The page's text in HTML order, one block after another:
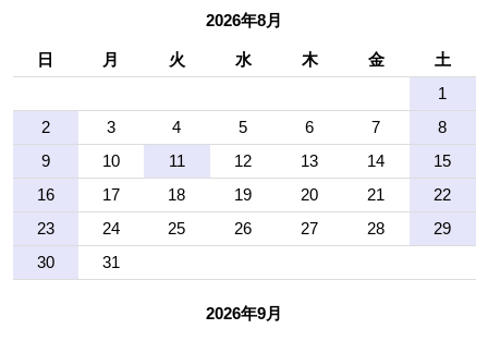
2026年8月
日 月 火 水 木 金
土
1
2
3 4 5 6 7
8
9
10 11 12 13 14
15
16
17 18 19 20 21
22
23
24 25 26 27 28
29
30
31
2026年9月